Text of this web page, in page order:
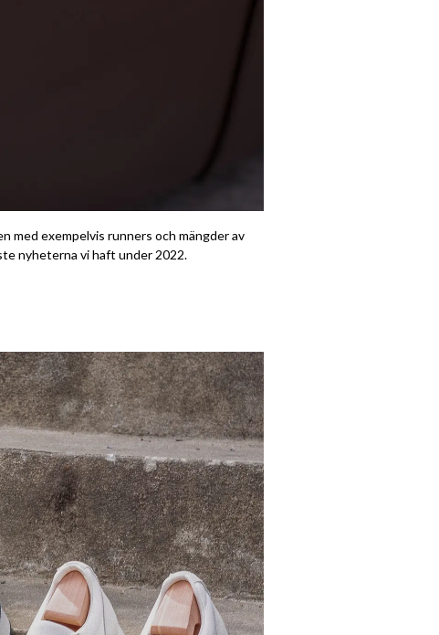
med exempelvis runners och mängder av
nyheterna vi haft under 2022.